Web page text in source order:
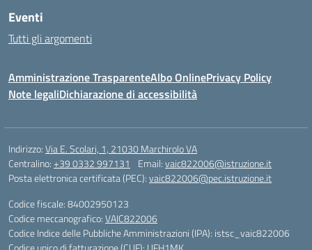
Eventi
Tutti gli argomenti
Amministrazione TrasparenteAlbo OnlinePrivacy Policy
Note legaliDichiarazione di accessibilità
Indirizzo:Via E. Scolari, 1, 21030 Marchirolo VA
Centralino:+39 0332 997131 Email:vaic822006@istruzione.it
Posta elettronica certificata (PEC):vaic822006@pec.istruzione.it
Codice fiscale: 84002950123
Codice meccanografico:VAIC822006
Codice Indice delle Pubbliche Amministrazioni (IPA): istsc_vaic822006